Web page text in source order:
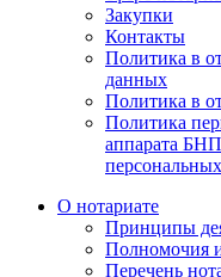
Закупки
Контакты
Политика в
данных
Политика в
Политика
аппарата
О нотариате
Принципы
Полномочия
Перечень